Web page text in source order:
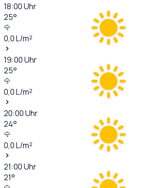
18:00Uhr
25°
0,0L/m²
19:00Uhr
25°
0,0L/m²
20:00Uhr
24°
0,0L/m²
21:00Uhr
21°